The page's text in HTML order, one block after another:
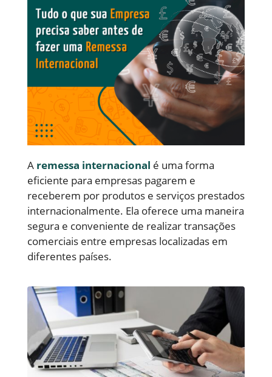
A remessa internacional é uma forma
eficiente para empresas pagarem e
receberem por produtos e serviços prestados
internacionalmente. Ela oferece uma maneira
segura e conveniente de realizar transações
comerciais entre empresas localizadas em
diferentes países.